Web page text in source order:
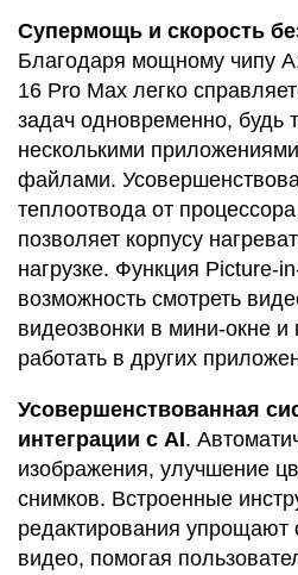
Супермощь и скорость
Благодаря мощному чипу
16 Pro Max легко
задач одновременно, будь
несколькими
файлами.
теплоотвода от
позволяет корпусу
нагрузке. Функция Picture-
возможность смотреть
видеозвонки в мини-окне
работать в других
Усовершенствованная
интеграции с AI.
изображения, улучшение
снимков. Встроенные
редактирования упрощают
видео, помогая